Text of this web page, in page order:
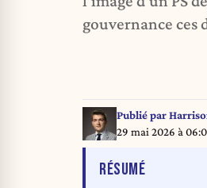
gouvernance ces
Publié par
29 mai 2026 à
RÉSUMÉDE L'ARTICLE